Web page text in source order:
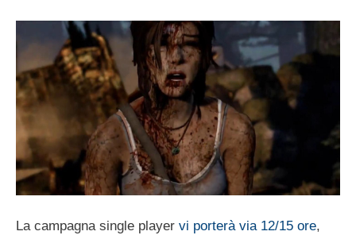
La campagna single player vi porterà via 12/15 ore,